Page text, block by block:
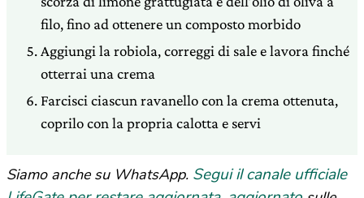
filo, fino ad ottenere un composto morbido
Aggiungi la robiola, correggi di sale e lavora finché
otterrai una crema
Farcisci ciascun ravanello con la crema ottenuta,
coprilo con la propria calotta e servi
Siamo anche su WhatsApp. Segui il canale ufficiale